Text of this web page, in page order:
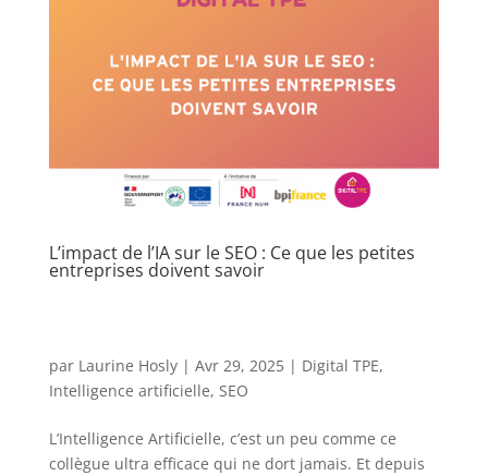
L’impact de l’IA sur le SEO : Ce que les petites
entreprises doivent savoir
par Laurine Hosly| Avr 29, 2025| Digital TPE,
Intelligence artificielle, SEO
L’Intelligence Artificielle, c’est un peu comme ce
collègue ultra efficace qui ne dort jamais. Et depuis